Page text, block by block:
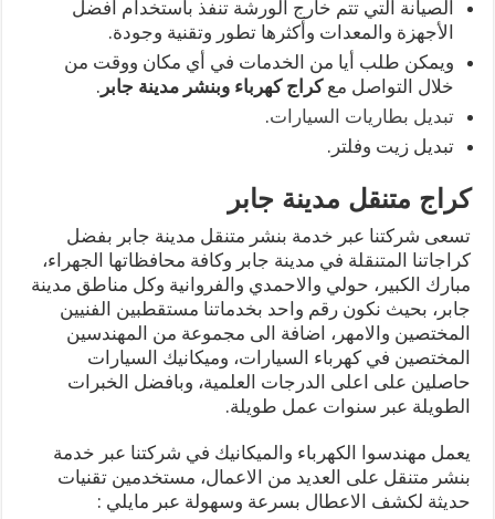
الصيانة التي تتم خارج الورشة تنفذ باستخدام أفضل
الأجهزة والمعدات وأكثرها تطور وتقنية وجودة.
ويمكن طلب أيا من الخدمات في أي مكان ووقت من
خلال التواصل معكراج كهرباء وبنشر مدينة جابر .
تبديل بطاريات السيارات.
تبديل زيت وفلتر.
كراج متنقل مدينة جابر
تسعى شركتنا عبر خدمة بنشر متنقل مدينة جابر بفضل
كراجاتنا المتنقلة في مدينة جابر وكافة محافظاتها الجهراء،
مبارك الكبير، حولي والاحمدي والفروانية وكل مناطق مدينة
جابر، بحيث نكون رقم واحد بخدماتنا مستقطبين الفنيين
المختصين والامهر، اضافة الى مجموعة من المهندسين
المختصين في كهرباء السيارات، وميكانيك السيارات
حاصلين على اعلى الدرجات العلمية، وبافضل الخبرات
الطويلة عبر سنوات عمل طويلة.
يعمل مهندسوا الكهرباء والميكانيك في شركتنا عبر خدمة
بنشر متنقل على العديد من الاعمال، مستخدمين تقنيات
حديثة لكشف الاعطال بسرعة وسهولة عبر مايلي :